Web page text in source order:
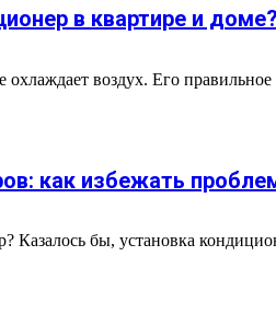
в квартире и
воздух. Его
как избежать
Казалось бы, установка